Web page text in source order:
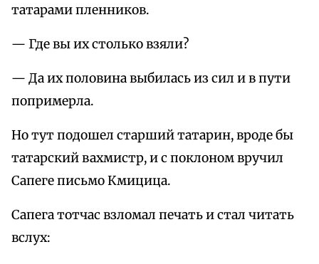
татарами пленников.
— Где вы их столько взяли?
— Да их половина выбилась из сил и в пути
попримерла.
Но тут подошел старший татарин, вроде бы
татарский вахмистр, и с поклоном вручил
Сапеге письмо Кмицица.
Сапега тотчас взломал печать и стал читать
вслух: